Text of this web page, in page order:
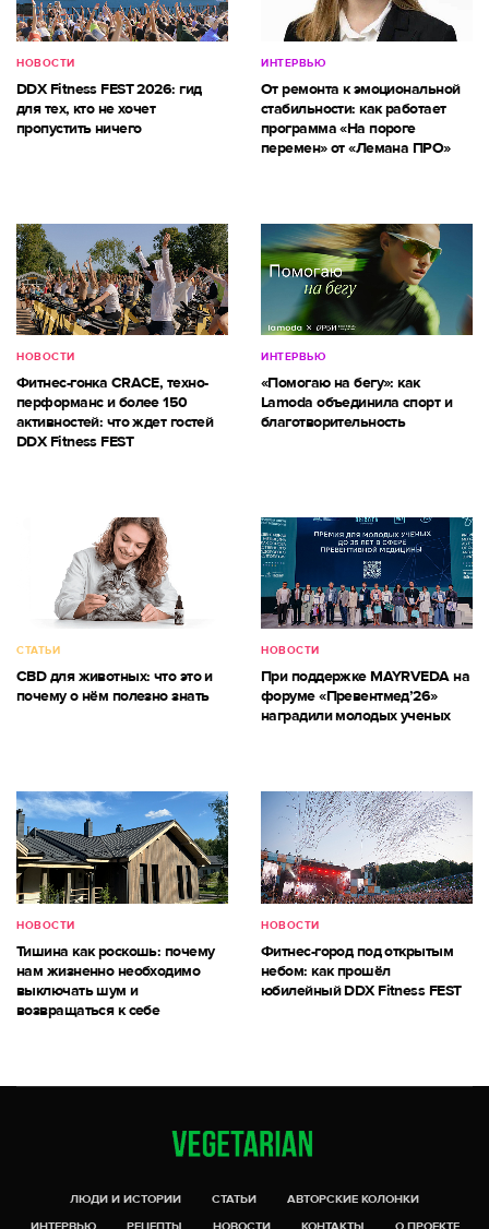
НОВОСТИ
DDX Fitness FEST 2026: гид
для тех, кто не хочет
пропустить ничего
ИНТЕРВЬЮ
От ремонта к эмоциональной
стабильности: как работает
программа «На пороге
перемен» от «Лемана ПРО»
НОВОСТИ
Фитнес-гонка CRACE, техно-
перформанс и более 150
активностей: что ждет гостей
DDX Fitness FEST
ИНТЕРВЬЮ
«Помогаю на бегу»: как
Lamoda объединила спорт и
благотворительность
СТАТЬИ
CBD для животных: что это и
почему о нём полезно знать
НОВОСТИ
При поддержке MAYRVEDA на
форуме «Превентмед’26»
наградили молодых ученых
НОВОСТИ
Тишина как роскошь: почему
нам жизненно необходимо
выключать шум и
возвращаться к себе
НОВОСТИ
Фитнес-город под открытым
небом: как прошёл
юбилейный DDX Fitness FEST
ЛЮДИ И ИСТОРИИ СТАТЬИ
АВТОРСКИЕ КОЛОНКИ